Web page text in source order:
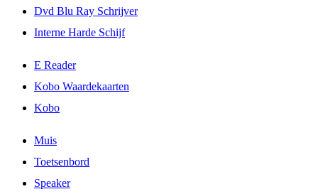
Dvd Blu Ray Schrijver
Interne Harde Schijf
E Reader
Kobo Waardekaarten
Kobo
Muis
Toetsenbord
Speaker